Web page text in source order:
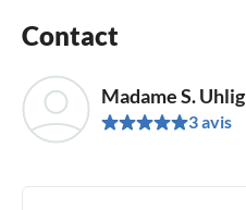
Contact
Madame S. Uhlig
3 avis